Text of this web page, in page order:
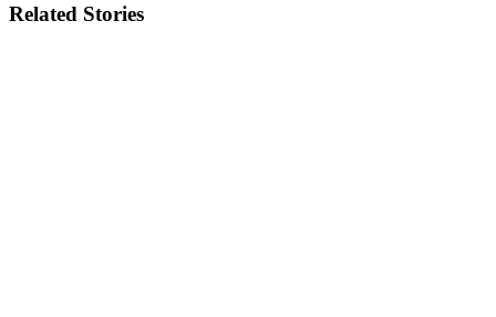
Related Stories